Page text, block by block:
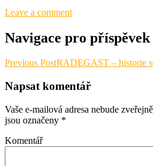
Leave a comment
Navigace pro příspěvek
Previous PostRADEGAST – historie
Napsat komentář
Vaše e-mailová adresa nebude
jsou označeny *
Komentář